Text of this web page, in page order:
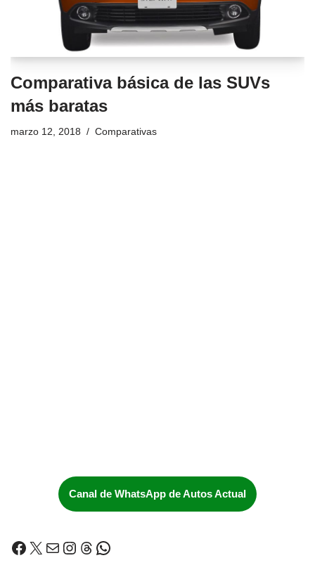
Comparativa básica de las SUVs
más baratas
marzo 12, 2018 Comparativas
Canal de WhatsApp de Autos Actual